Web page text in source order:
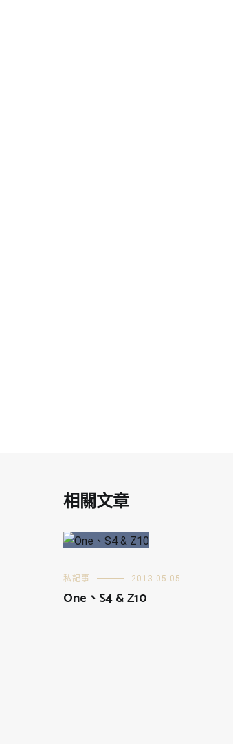
相關文章
私記事 2013-05-05
One、S4 & Z10